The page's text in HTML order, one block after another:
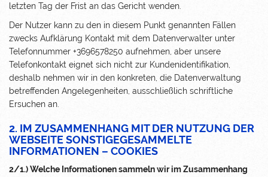
letzten Tag der Frist an das Gericht wenden.
Der Nutzer kann zu den in diesem Punkt genannten Fällen
zwecks Aufklärung Kontakt mit dem Datenverwalter unter
Telefonnummer +3696578250 aufnehmen, aber unsere
Telefonkontakt eignet sich nicht zur Kundenidentifikation,
deshalb nehmen wir in den konkreten, die Datenverwaltung
betreffenden Angelegenheiten, ausschließlich schriftliche
Ersuchen an.
2. IM ZUSAMMENHANG MIT DER NUTZUNG DER
WEBSEITE SONSTIGEGESAMMELTE
INFORMATIONEN – COOKIES
2/1.) Welche Informationen sammeln wir im Zusammenhang